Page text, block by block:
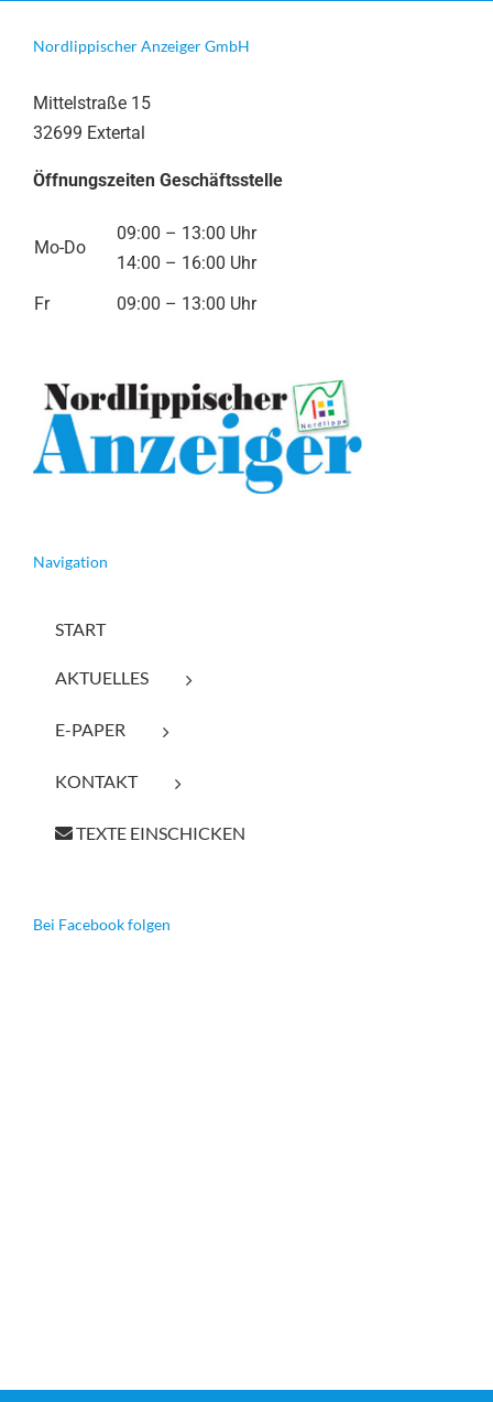
Nordlippischer Anzeiger GmbH
Mittelstraße 15
32699 Extertal
Öffnungszeiten Geschäftsstelle
Mo-Do
09:00 – 13:00 Uhr
14:00 – 16:00 Uhr
Fr
09:00 – 13:00 Uhr
Navigation
START
AKTUELLES
E-PAPER
KONTAKT
TEXTE EINSCHICKEN
Bei Facebook folgen